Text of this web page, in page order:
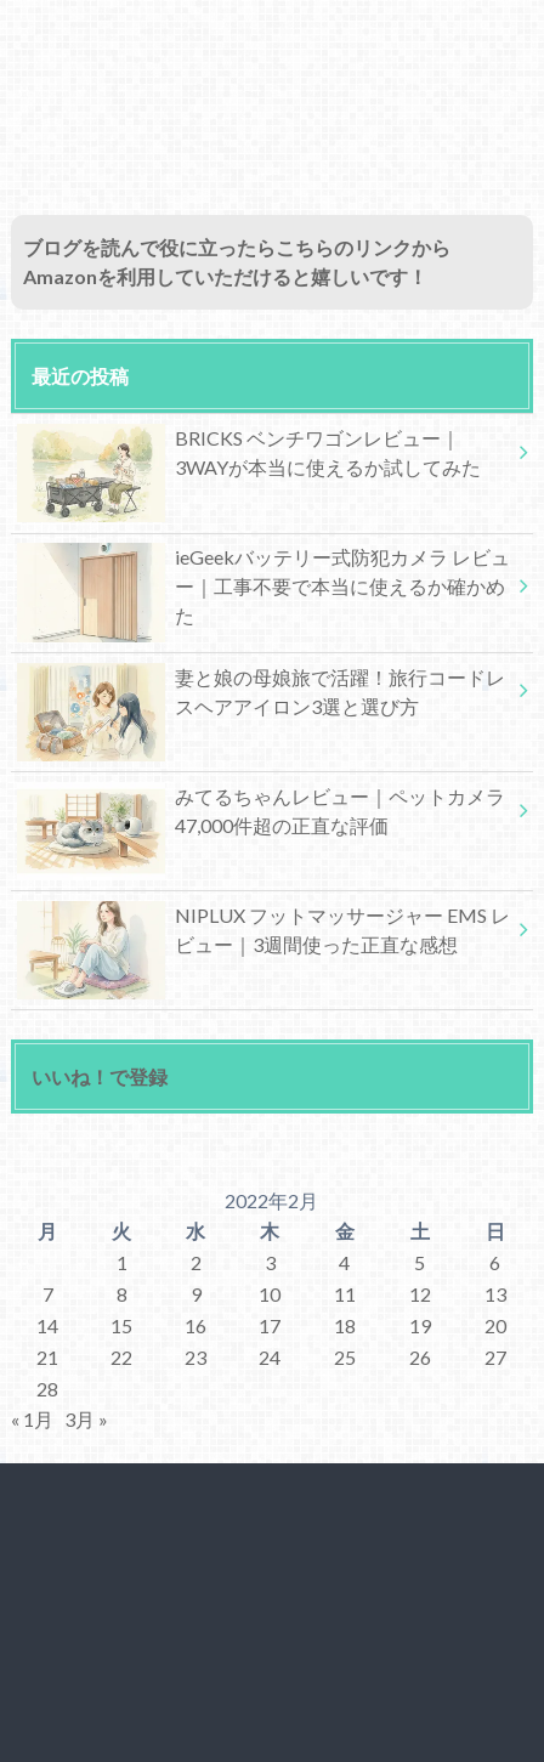
ブログを読んで役に立ったらこちらのリンクから
Amazonを利用していただけると嬉しいです！
最近の投稿
BRICKS ベンチワゴンレビュー｜
3WAYが本当に使えるか試してみた
ieGeekバッテリー式防犯カメラ レビュ
ー｜工事不要で本当に使えるか確かめ
た
妻と娘の母娘旅で活躍！旅行コードレ
スヘアアイロン3選と選び方
みてるちゃんレビュー｜ペットカメラ
47,000件超の正直な評価
NIPLUX フットマッサージャー EMS レ
ビュー｜3週間使った正直な感想
いいね！で登録
2022年2月
月
火 水 木 金 土
日
1
2 3 4 5
6
7
8 9 10 11 12
13
14
15 16 17 18 19
20
21
22 23 24 25 26
27
28
« 1月
3月 »